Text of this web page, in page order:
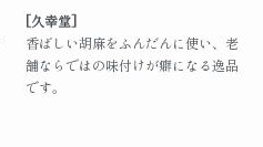
[久幸堂]
香ばしい胡麻をふんだんに使い、老
舗ならではの味付けが癖になる逸品
です。